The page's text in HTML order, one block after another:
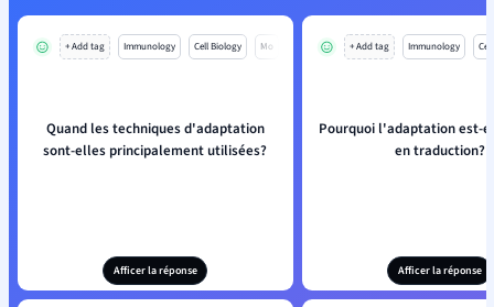
+ Add tag Immunology Cell Biology Mo
Quand les techniques d'adaptation
sont-elles principalement utilisées?
Afficer la réponse
+ Add tag Immunology
Pourquoi l'adaptation est-
en traduction?
Afficer la réponse